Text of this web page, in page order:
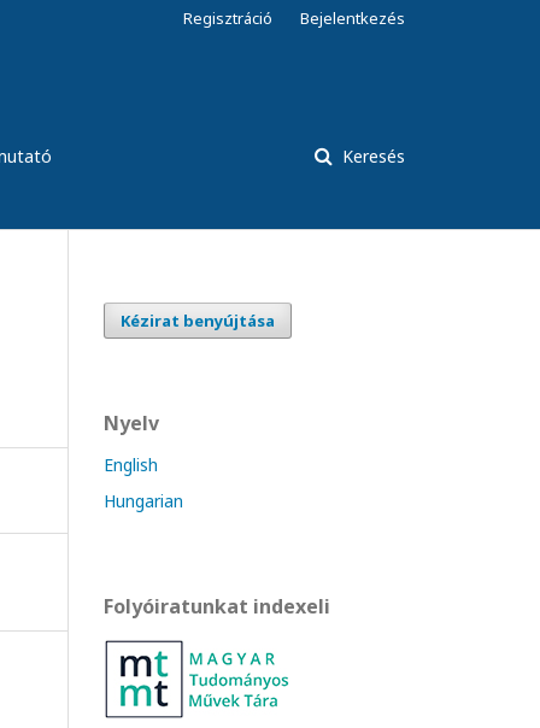
Keresés
Regisztráció Bejelentkezés
Kézirat benyújtása
Nyelv
English
Hungarian
Folyóiratunkat indexeli